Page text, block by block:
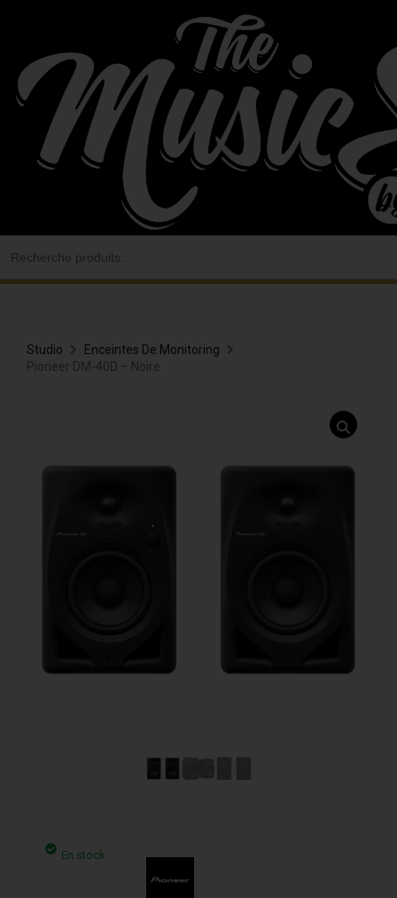
contenu
Studio
Enceintes De Monitoring
Pioneer DM-40D – Noire
En stock